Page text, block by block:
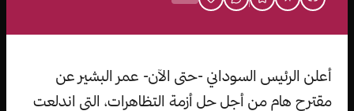
أعلن الرئيس السوداني -حتى الآن- عمر البشير عن
مقترح هام من أجل حل أزمة التظاهرات، التي اندلعت